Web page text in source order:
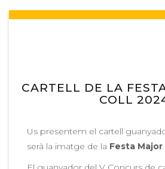
CARTELL DE LA
COLL
Us presentem el cartell
serà la imatge de la Festa